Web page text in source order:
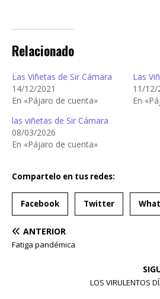
Relacionado
Las Viñetas de Sir Cámara
14/12/2021
En «Pájaro de cuenta»
Las
11/12/
En
las viñetas de Sir Cámara
08/03/2026
En «Pájaro de cuenta»
Compartelo en tus redes:
Facebook Twitter
ANTERIOR
Fatiga pandémica
LOS VIRULENTOS